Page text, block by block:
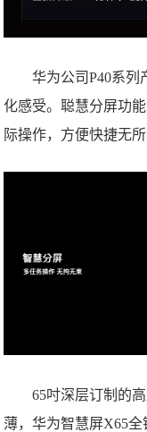
华为公司P40系列
化感受。聪慧分屏功
际操作，方便快捷无所
65吋深层订制的高
薄，华为智慧屏X65